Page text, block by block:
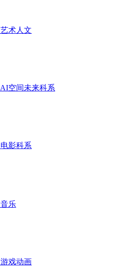
艺术人文
AI空间未来科系
电影科系
音乐
游戏动画